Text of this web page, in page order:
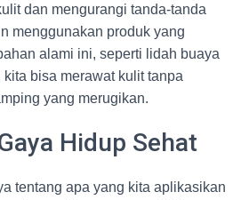
dan mengurangi tanda-tanda
menggunakan produk yang
alami ini, seperti lidah buaya
bisa merawat kulit tanpa
yang merugikan.
Hidup Sehat
tentang apa yang kita aplikasikan